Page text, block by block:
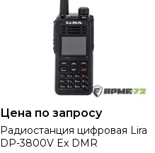
Цена по запросу
Радиостанция цифровая Lira
DP-3800V Eх DMR